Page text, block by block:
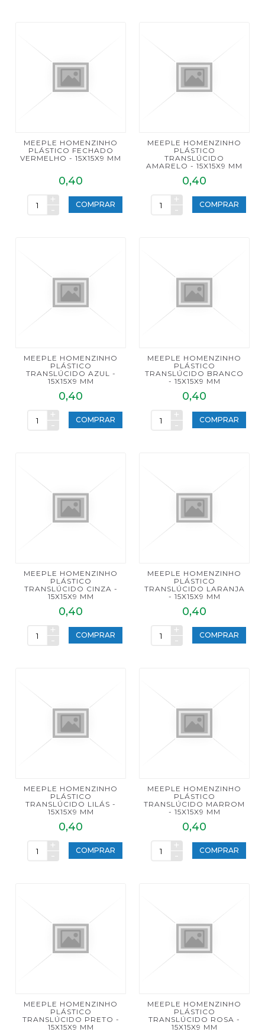
MEEPLE HOMENZINHO
PLÁSTICO FECHADO
VERMELHO - 15X15X9 MM
0,40
+
-
COMPRAR
MEEPLE HOMENZINHO
PLÁSTICO
TRANSLÚCIDO
AMARELO - 15X15X9 MM
0,40
+
-
COMPRAR
MEEPLE HOMENZINHO
PLÁSTICO
TRANSLÚCIDO AZUL -
15X15X9 MM
0,40
+
-
COMPRAR
MEEPLE HOMENZINHO
PLÁSTICO
TRANSLÚCIDO BRANCO
- 15X15X9 MM
0,40
+
-
COMPRAR
MEEPLE HOMENZINHO
PLÁSTICO
TRANSLÚCIDO CINZA -
15X15X9 MM
0,40
+
-
COMPRAR
MEEPLE HOMENZINHO
PLÁSTICO
TRANSLÚCIDO LARANJA
- 15X15X9 MM
0,40
+
-
COMPRAR
MEEPLE HOMENZINHO
PLÁSTICO
TRANSLÚCIDO LILÁS -
15X15X9 MM
0,40
+
-
COMPRAR
MEEPLE HOMENZINHO
PLÁSTICO
TRANSLÚCIDO MARROM
- 15X15X9 MM
0,40
+
-
COMPRAR
MEEPLE HOMENZINHO
PLÁSTICO
TRANSLÚCIDO PRETO -
15X15X9 MM
MEEPLE HOMENZINHO
PLÁSTICO
TRANSLÚCIDO ROSA -
15X15X9 MM